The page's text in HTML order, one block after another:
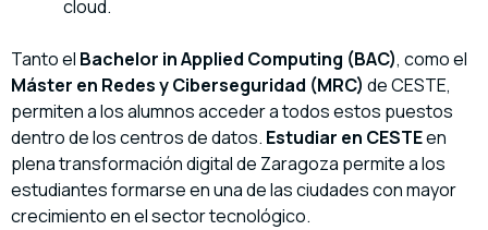
cloud.
Tanto el Bachelor in Applied Computing (BAC), como el
Máster en Redes y Ciberseguridad (MRC) de CESTE,
permiten a los alumnos acceder a todos estos puestos
dentro de los centros de datos. Estudiar en CESTEen
plena transformación digital de Zaragoza permite a los
estudiantes formarse en una de las ciudades con mayor
crecimiento en el sector tecnológico.